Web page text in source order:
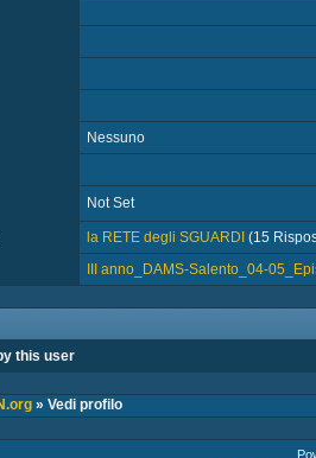
Nessuno
Not Set
la RETE degli SGUARDI (15
III anno_DAMS-Salento_04-
this user
» Vedi profilo